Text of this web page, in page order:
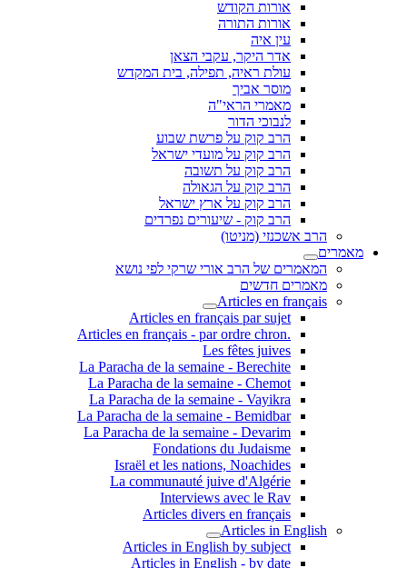
אורות הקודש
אורות התורה
עין איה
אדר היקר, עקבי הצאן
עולת ראיה, תפילה, בית המקדש
מוסר אביך
מאמרי הראי"ה
לנבוכי הדור
הרב קוק על פרשת שבוע
הרב קוק על מועדי ישראל
הרב קוק על תשובה
הרב קוק על הגאולה
הרב קוק על ארץ ישראל
הרב קוק - שיעורים נפרדים
הרב אשכנזי (מניטו)
מאמרים
המאמרים של הרב אורי שרקי לפי נושא
מאמרים חדשים
Articles en français
Articles en français par sujet
.Articles en français - par ordre chron
Les fêtes juives
La Paracha de la semaine - Berechite
La Paracha de la semaine - Chemot
La Paracha de la semaine - Vayikra
La Paracha de la semaine - Bemidbar
La Paracha de la semaine - Devarim
Fondations du Judaisme
Israël et les nations, Noachides
La communauté juive d'Algérie
Interviews avec le Rav
Articles divers en français
Articles in English
Articles in English by subject
Articles in English - by date